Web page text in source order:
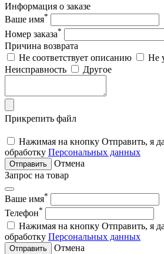
Информация о заказе
Ваше имя*
Номер заказа*
Причина возврата
Не соответствует описанию
Не
Неисправность
Другое
Прикрепить файл
Нажимая на кнопку Отправить, я
обработку Персональных данных
Отправить
Отмена
Запрос на товар
Ваше имя*
Телефон*
Нажимая на кнопку Отправить, я
обработку Персональных данных
Отправить
Отмена